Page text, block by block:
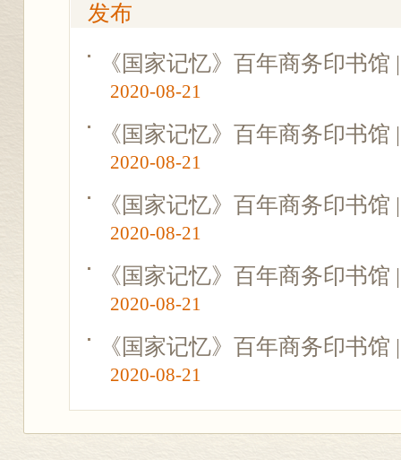
发布
《国家记忆》百年商务印书馆
2020-08-21
《国家记忆》百年商务印书馆
2020-08-21
《国家记忆》百年商务印书馆
2020-08-21
《国家记忆》百年商务印书馆
2020-08-21
《国家记忆》百年商务印书馆
2020-08-21